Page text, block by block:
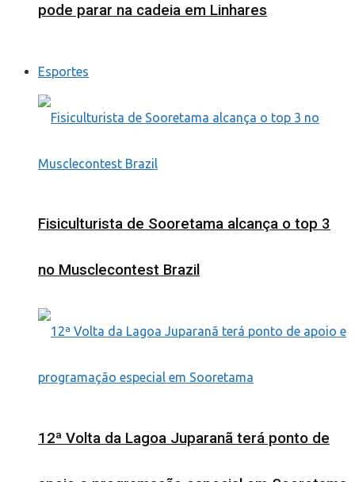
pode parar na cadeia em Linhares
Esportes
Fisiculturista de Sooretama alcança o top 3
no Musclecontest Brazil
12ª Volta da Lagoa Juparanã terá ponto de